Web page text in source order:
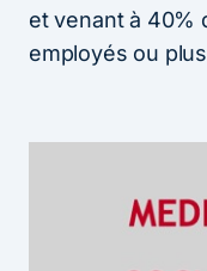
et venant à 40%
employés ou